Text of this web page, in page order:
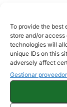
To provide the best
store and/or
technologies will
unique IDs on this
adversely affect
Gestionar
el punto de
corriente.
La